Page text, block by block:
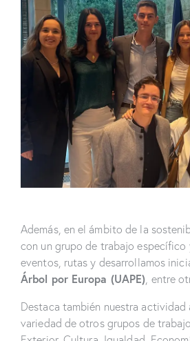
Además, en el ámbito de la
con un grupo de trabajo específico
eventos, rutas y desarrollamos
Árbol por Europa (UAPE), entre
Destaca también nuestra actividad
variedad de otros grupos de